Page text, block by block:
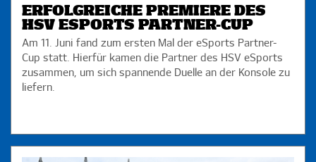
ERFOLGREICHE PREMIERE DES
HSV ESPORTS PARTNER-CUP
Am 11. Juni fand zum ersten Mal der eSports Partner-
Cup statt. Hierfür kamen die Partner des HSV eSports
zusammen, um sich spannende Duelle an der Konsole zu
liefern.